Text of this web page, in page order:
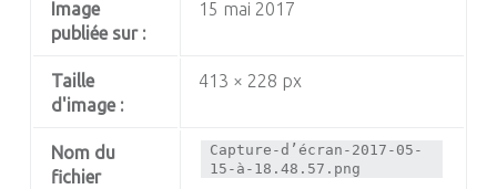
Image
publiée sur :
15 mai 2017
Taille
d'image :
413 × 228 px
Nom du
fichier
Capture-d’écran-2017-05-
15-à-18.48.57.png